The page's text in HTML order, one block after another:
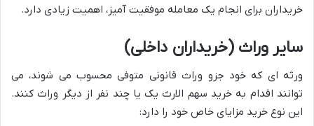
خریداران برای انجام یک معامله موفقیت آمیز، اهمیت زیادی دارد.
سایر وراث (خریداران داخلی)
ورثه ای که خود جزو وراث قانونی متوفی محسوب می شوند، می
توانند اقدام به خرید سهم الارث یک یا چند نفر از دیگر وراث کنند.
این نوع خرید مزایای خاص خود را دارد: